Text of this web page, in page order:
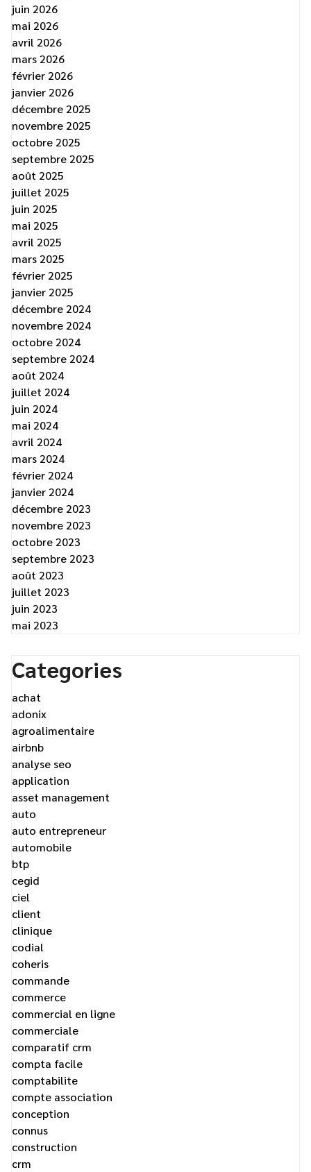
juin 2026
mai 2026
avril 2026
mars 2026
février 2026
janvier 2026
décembre 2025
novembre 2025
octobre 2025
septembre 2025
août 2025
juillet 2025
juin 2025
mai 2025
avril 2025
mars 2025
février 2025
janvier 2025
décembre 2024
novembre 2024
octobre 2024
septembre 2024
août 2024
juillet 2024
juin 2024
mai 2024
avril 2024
mars 2024
février 2024
janvier 2024
décembre 2023
novembre 2023
octobre 2023
septembre 2023
août 2023
juillet 2023
juin 2023
mai 2023
Categories
achat
adonix
agroalimentaire
airbnb
analyse seo
application
asset management
auto
auto entrepreneur
automobile
btp
cegid
ciel
client
clinique
codial
coheris
commande
commerce
commercial en ligne
commerciale
comparatif crm
compta facile
comptabilite
compte association
conception
connus
construction
crm